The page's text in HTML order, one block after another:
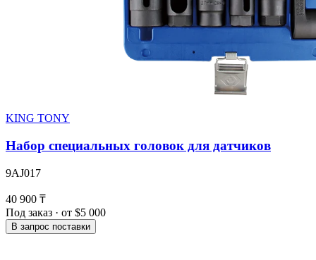
KING TONY
Набор специальных головок для датчиков
9AJ017
40 900 ₸
Под заказ · от $5 000
В запрос поставки